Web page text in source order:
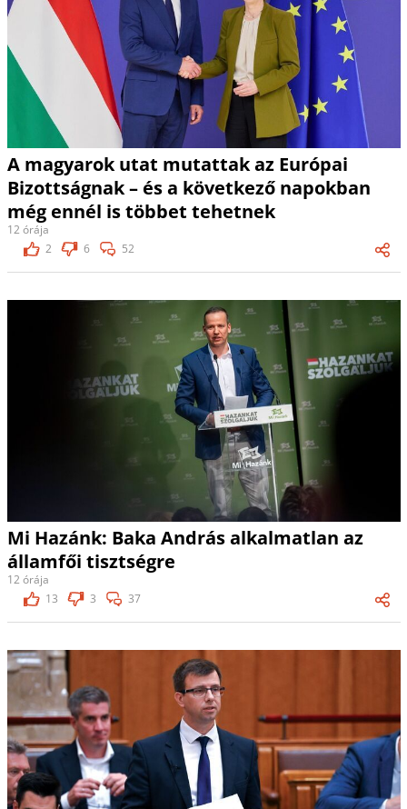
A magyarok utat mutattak az Európai
Bizottságnak – és a következő napokban
még ennél is többet tehetnek
12 órája
2
6 52
Mi Hazánk: Baka András alkalmatlan az
államfői tisztségre
12 órája
13
3 37